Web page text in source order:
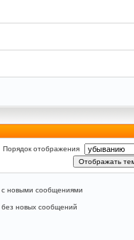
Порядок отображения
с новыми сообщениями
новых сообщений